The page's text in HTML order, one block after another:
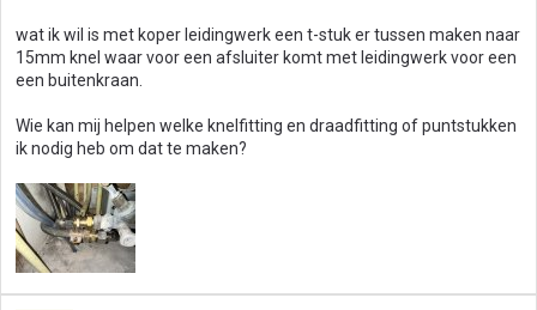
wat ik wil is met koper leidingwerk een t-stuk er tussen maken naar
15mm knel waar voor een afsluiter komt met leidingwerk voor een
een buitenkraan.
Wie kan mij helpen welke knelfitting en draadfitting of puntstukken
ik nodig heb om dat te maken?